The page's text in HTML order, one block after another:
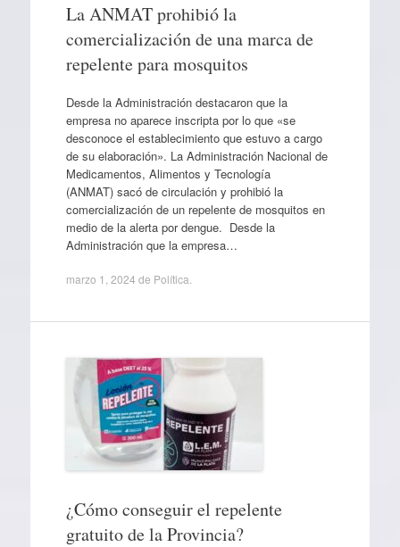
La ANMAT prohibió la
comercialización de una marca de
repelente para mosquitos
Desde la Administración destacaron que la
empresa no aparece inscripta por lo que «se
desconoce el establecimiento que estuvo a cargo
de su elaboración». La Administración Nacional de
Medicamentos, Alimentos y Tecnología
(ANMAT) sacó de circulación y prohibió la
comercialización de un repelente de mosquitos en
medio de la alerta por dengue. Desde la
Administración que la empresa…
marzo 1, 2024 de Política
¿Cómo conseguir el repelente
gratuito de la Provincia?